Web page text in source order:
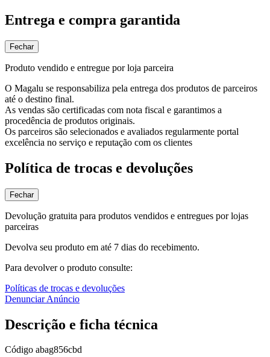
Entrega e compra garantida
Fechar
Produto vendido e entregue por loja parceira
O Magalu se responsabiliza pela entrega dos produtos de parceiros
até o destino final.
As vendas são certificadas com nota fiscal e garantimos a
procedência de produtos originais.
Os parceiros são selecionados e avaliados regularmente portal
excelência no serviço e reputação com os clientes
Política de trocas e devoluções
Fechar
Devolução gratuita para produtos vendidos e entregues por lojas
parceiras
Devolva seu produto em até 7 dias do recebimento.
Para devolver o produto consulte:
Políticas de trocas e devoluções
Denunciar Anúncio
Descrição e ficha técnica
Código abag856cbd